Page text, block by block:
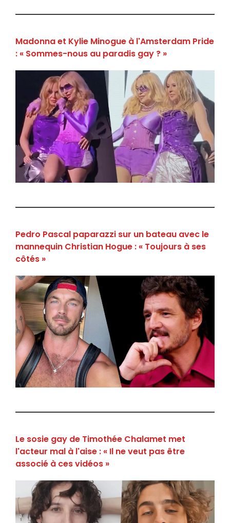
Madonna et Kylie Minogue à l'Amsterdam Pride
: « Sommes-nous au paradis gay ? »
Pedro Pascal paparazzi sur un bateau avec le
mannequin Christian Hogue : « Toujours à ses
côtés »
Le sosie gay de Timothée Chalamet met
l'acteur mal à l'aise : « Il ne veut pas être
associé à ces vidéos »